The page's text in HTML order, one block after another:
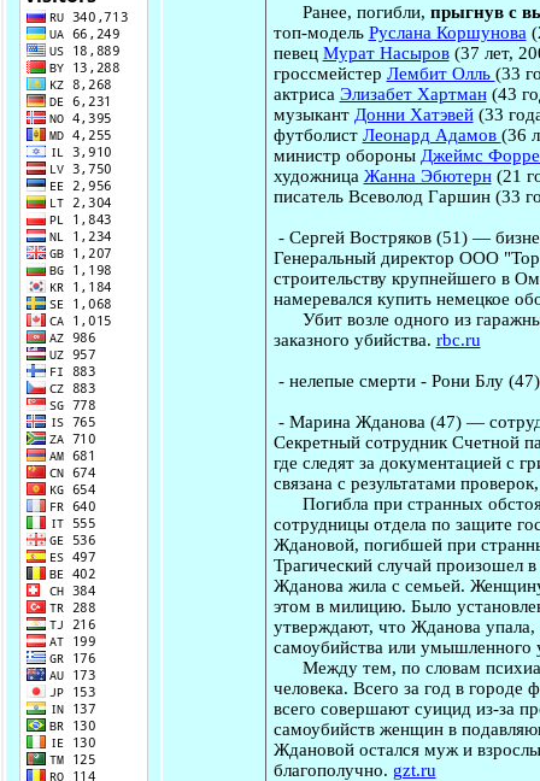
Ранее, погибли, прыгнув с
топ-модель Руслана Коршунова
певец Мурат Насыров(37 лет,
гроссмейстер Лембит Олль (33
актриса Элизабет Хартман(43
музыкант Донни Хатэвей(33
футболист Леонард Адамов (36
министр обороны Джеймс
художница Жанна Эбютерн(21
писатель Всеволод Гаршин (33
- Сергей Востряков (51) —
Генеральный директор ООО
строительству крупнейшего в
намеревался купить немецкое
Убит возле одного из
заказного убийства. rbc.ru
- нелепые смерти- Рони Блу
- Марина Жданова (47) —
Секретный сотрудник Счетной
где следят за документацией с
связана с результатами
Погибла при странных
сотрудницы отдела по защите
Ждановой, погибшей при
Трагический случай произошел
Жданова жила с семьей.
этом в милицию. Было
утверждают, что Жданова упала,
самоубийства или умышленного
Между тем, по словам
человека. Всего за год в
всего совершают суицид из-за
самоубийств женщин в
Ждановой остался муж и
благополучно. gzt.ru